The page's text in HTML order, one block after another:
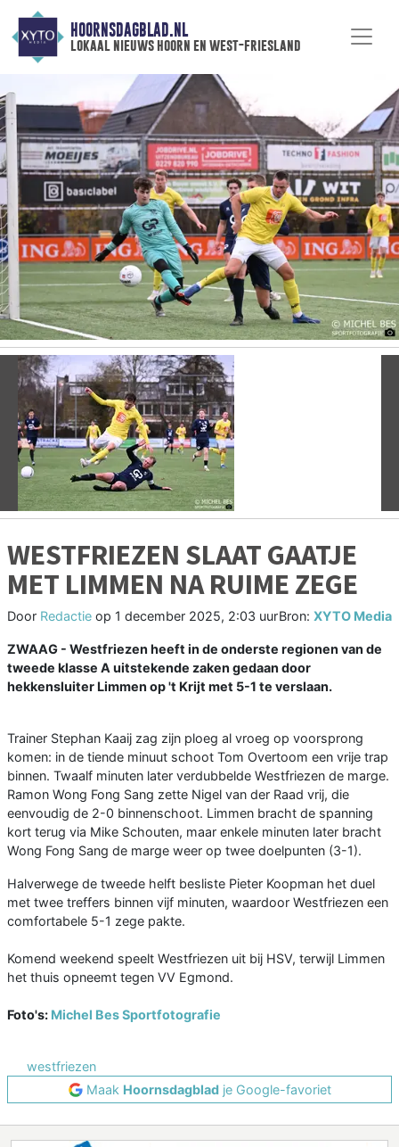
HOORNSDAGBLAD.NL
lokaal nieuws hoorn en west-friesland
Vorige
WESTFRIEZEN SLAAT GAATJE
MET LIMMEN NA RUIME ZEGE
Door Redactie op 1 december 2025, 2:03 uurBron: XYTO Media
ZWAAG - Westfriezen heeft in de onderste regionen van de
tweede klasse A uitstekende zaken gedaan door
hekkensluiter Limmen op 't Krijt met 5-1 te verslaan.
Trainer Stephan Kaaij zag zijn ploeg al vroeg op voorsprong
komen: in de tiende minuut schoot Tom Overtoom een vrije trap
binnen. Twaalf minuten later verdubbelde Westfriezen de marge.
Ramon Wong Fong Sang zette Nigel van der Raad vrij, die
eenvoudig de 2-0 binnenschoot. Limmen bracht de spanning
kort terug via Mike Schouten, maar enkele minuten later bracht
Wong Fong Sang de marge weer op twee doelpunten (3-1).
Halverwege de tweede helft besliste Pieter Koopman het duel
met twee treffers binnen vijf minuten, waardoor Westfriezen een
comfortabele 5-1 zege pakte.
Komend weekend speelt Westfriezen uit bij HSV, terwijl Limmen
het thuis opneemt tegen VV Egmond.
Foto's: Michel Bes Sportfotografie
westfriezen
Maak Hoornsdagbladje Google-favoriet